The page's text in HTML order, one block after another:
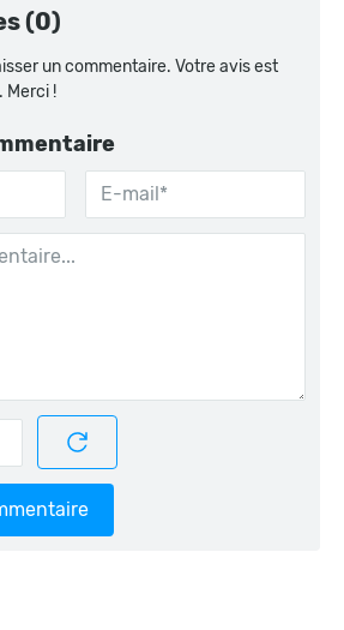
(0)
un commentaire. Votre avis est
Merci !